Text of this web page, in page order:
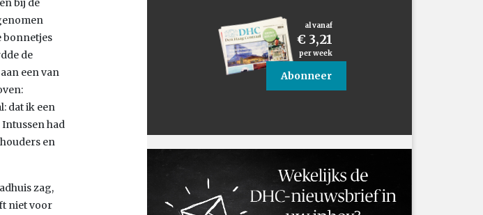
bonnetjes
de
een van
dat ik een
had
en
zag,
niet voor
al vanaf
€ 3,21
per week
Abonneer